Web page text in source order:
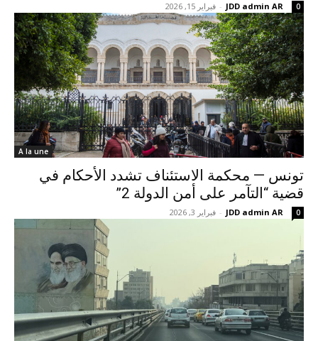
JDD admin AR
- فبراير 15, 2026 0
A la une
تونس — محكمة الاستئناف تشدد الأحكام في
قضية “التآمر على أمن الدولة 2”
JDD admin AR
- فبراير 3, 2026 0